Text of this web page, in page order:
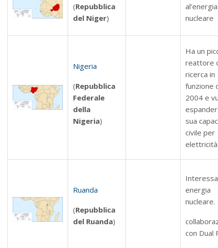
(Repubblica
del Niger)
al’energia
nucleare
Nigeria
(Repubblica
Federale
della
Nigeria)
Ha un
reattore
ricerca in
funzione
2004 e
sua
civile per
elettricità
Ruanda
(Repubblica
del Ruanda)
energia
nucleare.
con Dual